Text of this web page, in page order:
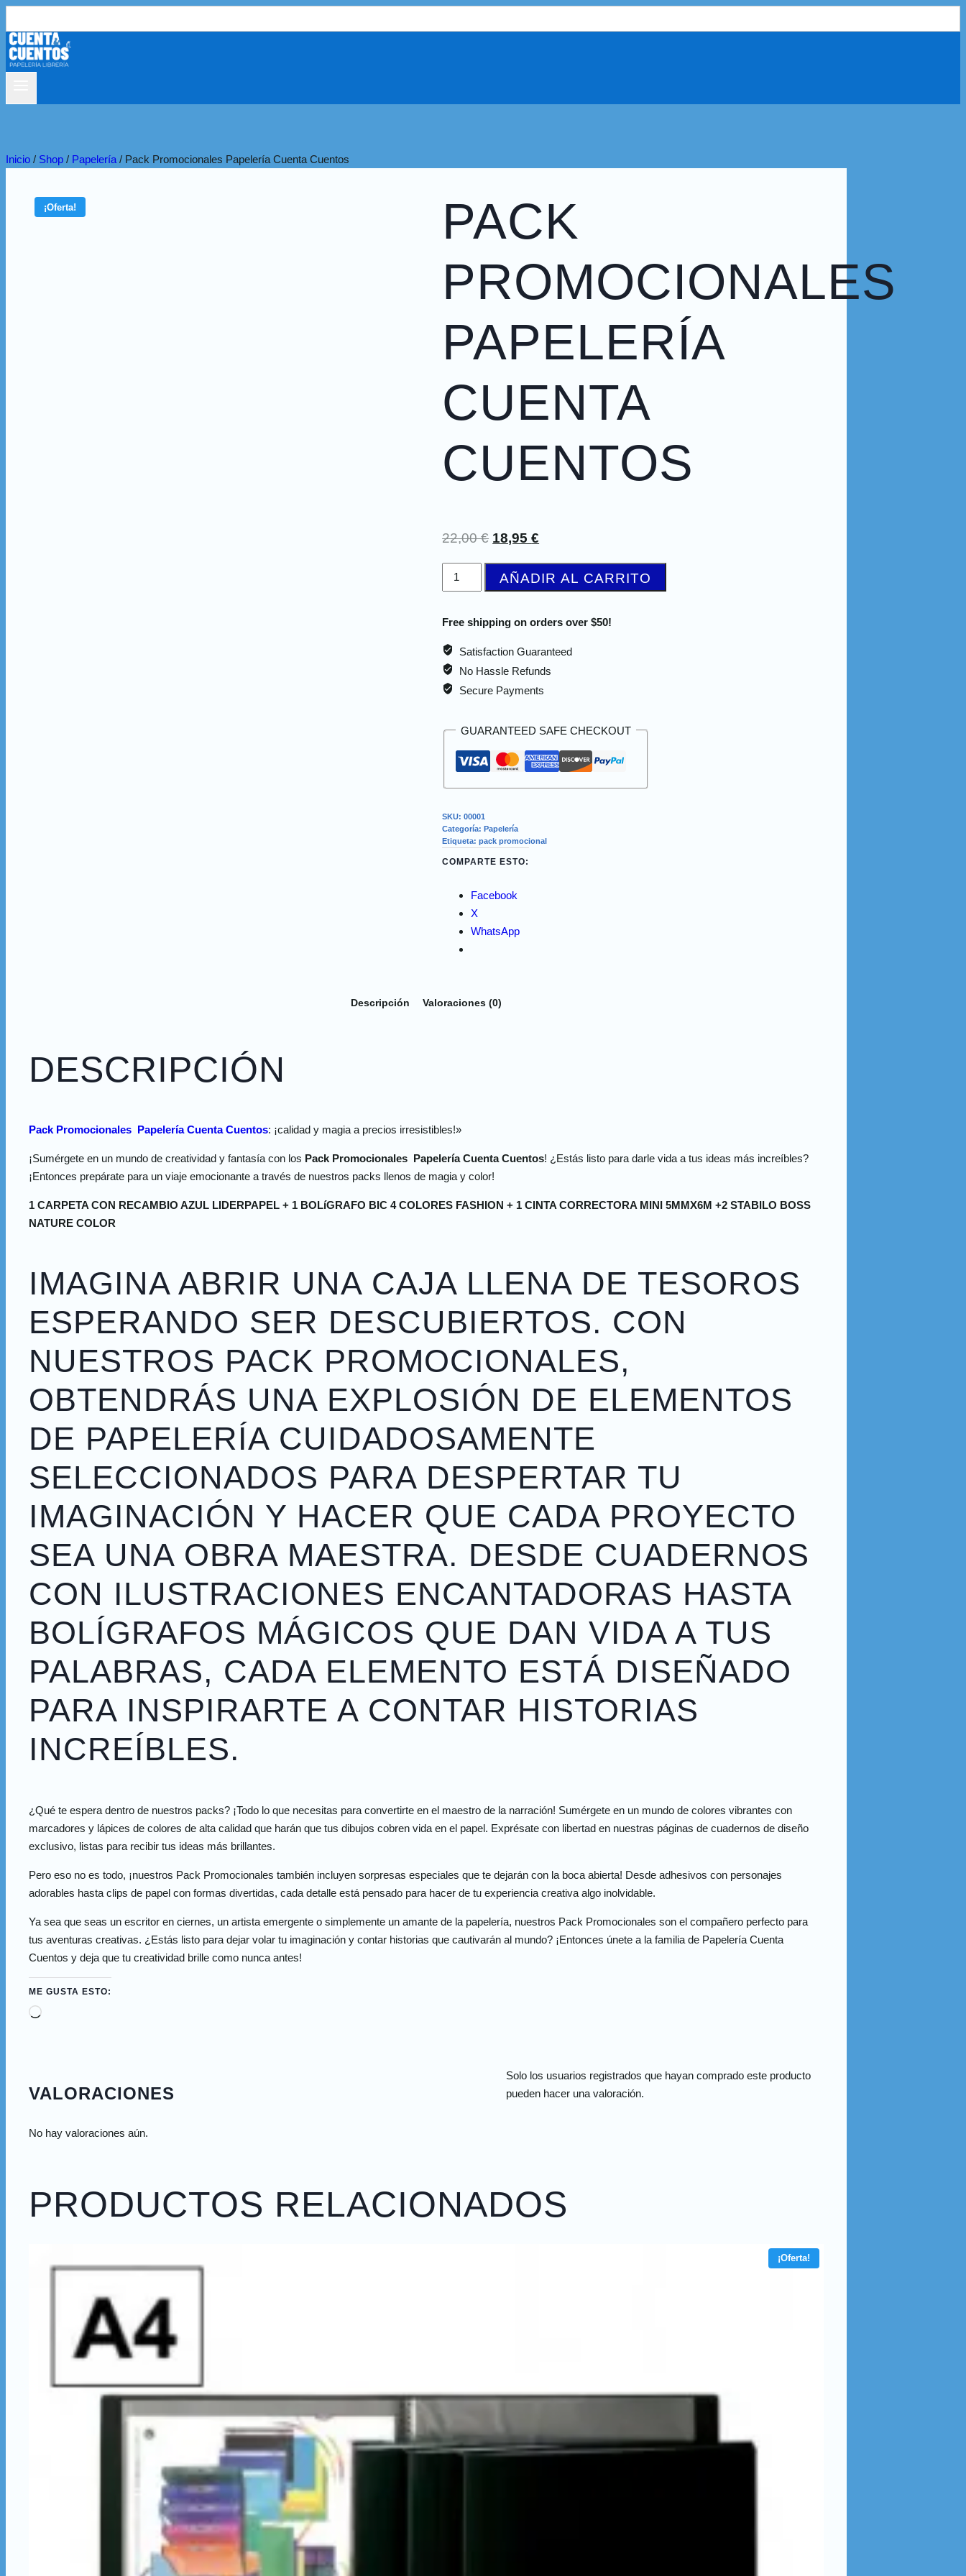
Buscar:
Inicio / Shop / Papelería / Pack Promocionales Papelería Cuenta Cuentos
¡Oferta!
PACK
PROMOCIONALES
PAPELERÍA
CUENTA
CUENTOS
22,00€ 18,95€
AÑADIR AL CARRITO
Free shipping on orders over $50!
Satisfaction Guaranteed
No Hassle Refunds
Secure Payments
GUARANTEED SAFE CHECKOUT
SKU:00001
Categoría:Papelería
Etiqueta:pack promocional
COMPARTE ESTO:
Facebook
X
WhatsApp
Descripción Valoraciones (0)
DESCRIPCIÓN
Pack Promocionales Papelería Cuenta Cuentos: ¡calidad y magia a precios irresistibles!»
¡Sumérgete en un mundo de creatividad y fantasía con los Pack Promocionales Papelería Cuenta Cuentos! ¿Estás listo para darle vida a tus ideas más increíbles?
¡Entonces prepárate para un viaje emocionante a través de nuestros packs llenos de magia y color!
1 CARPETA CON RECAMBIO AZUL LIDERPAPEL + 1 BOLíGRAFO BIC 4 COLORES FASHION + 1 CINTA CORRECTORA MINI 5MMX6M +2 STABILO BOSS
NATURE COLOR
IMAGINA ABRIR UNA CAJA LLENA DE TESOROS
ESPERANDO SER DESCUBIERTOS. CON
NUESTROS PACK PROMOCIONALES,
OBTENDRÁS UNA EXPLOSIÓN DE ELEMENTOS
DE PAPELERÍA CUIDADOSAMENTE
SELECCIONADOS PARA DESPERTAR TU
IMAGINACIÓN Y HACER QUE CADA PROYECTO
SEA UNA OBRA MAESTRA. DESDE CUADERNOS
CON ILUSTRACIONES ENCANTADORAS HASTA
BOLÍGRAFOS MÁGICOS QUE DAN VIDA A TUS
PALABRAS, CADA ELEMENTO ESTÁ DISEÑADO
PARA INSPIRARTE A CONTAR HISTORIAS
INCREÍBLES.
¿Qué te espera dentro de nuestros packs? ¡Todo lo que necesitas para convertirte en el maestro de la narración! Sumérgete en un mundo de colores vibrantes con
marcadores y lápices de colores de alta calidad que harán que tus dibujos cobren vida en el papel. Exprésate con libertad en nuestras páginas de cuadernos de diseño
exclusivo, listas para recibir tus ideas más brillantes.
Pero eso no es todo, ¡nuestros Pack Promocionales también incluyen sorpresas especiales que te dejarán con la boca abierta! Desde adhesivos con personajes
adorables hasta clips de papel con formas divertidas, cada detalle está pensado para hacer de tu experiencia creativa algo inolvidable.
Ya sea que seas un escritor en ciernes, un artista emergente o simplemente un amante de la papelería, nuestros Pack Promocionales son el compañero perfecto para
tus aventuras creativas. ¿Estás listo para dejar volar tu imaginación y contar historias que cautivarán al mundo? ¡Entonces únete a la familia de Papelería Cuenta
Cuentos y deja que tu creatividad brille como nunca antes!
ME GUSTA ESTO:
VALORACIONES
No hay valoraciones aún.
Solo los usuarios registrados que hayan comprado este producto
pueden hacer una valoración.
PRODUCTOS RELACIONADOS
¡Oferta!